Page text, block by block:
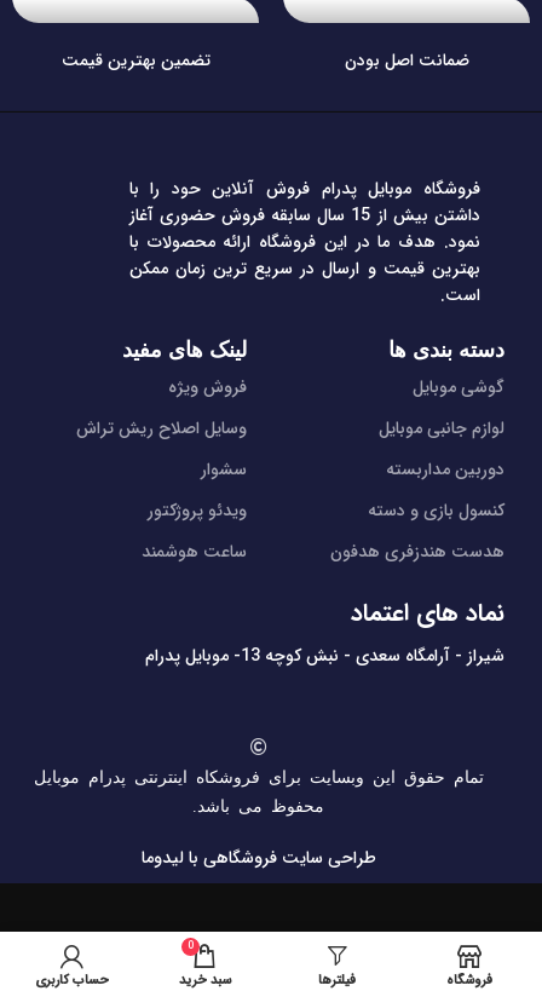
ضمانت اصل بودن تضمین بهترین قیمت
فروشگاه موبایل پدرام فروش آنلاین حود را با
داشتن بیش از 15 سال سابقه فروش حضوری آغاز
نمود. هدف ما در این فروشگاه ارائه محصولات با
بهترین قیمت و ارسال در سریع ترین زمان ممکن
است.
دسته بندی ها
گوشی موبایل
لوازم جانبی موبایل
دوربین مداربسته
کنسول بازی و دسته
هدست هندزفری هدفون
لینک های مفید
فروش ویژه
وسایل اصلاح ریش تراش
سشوار
ویدئو پروژکتور
ساعت هوشمند
نماد های اعتماد
شیراز - آرامگاه سعدی - نبش کوچه 13- موبایل پدرام
تمام حقوق این وبسایت برای فروشکاه اینترنتی پدرام موبایل
محفوظ می باشد.
طراحی سایت فروشگاهی با لیدوما
فروشگاه فیلترها
0
سبد خرید حساب کاربری